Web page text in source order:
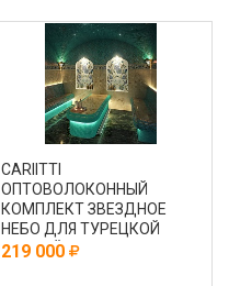
CARIITTI
ОПТОВОЛОКОННЫЙ
КОМПЛЕКТ ЗВЕЗДНОЕ
НЕБО ДЛЯ ТУРЕЦКОЙ
ПАРНОЙ С ПРОЕКТОРОМ
219 000